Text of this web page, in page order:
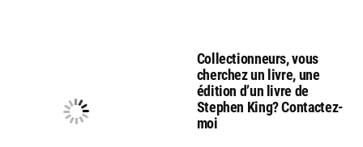
Collectionneurs, vous
cherchez un livre, une
édition d’un livre de
Stephen King? Contactez-
moi